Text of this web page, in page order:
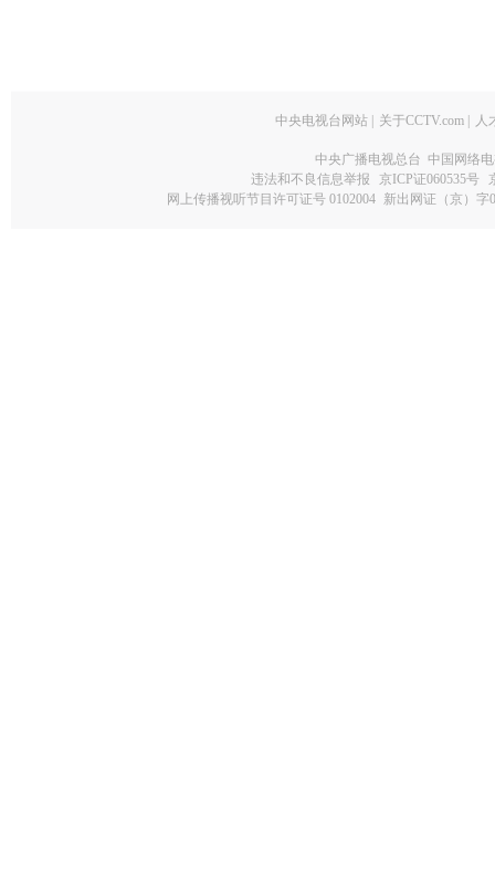
中央电视台网站 关于CCTV.com 人
中央广播电视总台 中国网络
违法和不良信息举报
京ICP证060535号
网上传播视听节目许可证号 0102004 新出网证（京）